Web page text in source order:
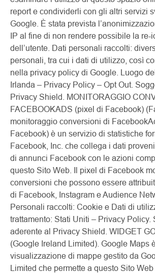
report e condividerli con gli altri servizi
Google. È stata prevista
IP al fine di non rendere possibile la re-
dell’utente. Dati personali raccolti:
personali, tra cui i dati di utilizzo, così
nella privacy policy di Google. Luogo
Irlanda – Privacy Policy – Opt Out.
Privacy Shield. MONITORAGGIO
FACEBOOKADS (pixel di Facebook)
monitoraggio conversioni di
Facebook) è un servizio di statistiche
Facebook, Inc. che collega i dati
di annunci Facebook con le azioni
questo Sito Web. Il pixel di Facebook
conversioni che possono essere
di Facebook, Instagram e Audience
Personali raccolti: Cookie e Dati di
trattamento: Stati Uniti – Privacy Policy.
aderente al Privacy Shield. WIDGET
(Google Ireland Limited). Google Maps
visualizzazione di mappe gestito da
Limited che permette a questo Sito